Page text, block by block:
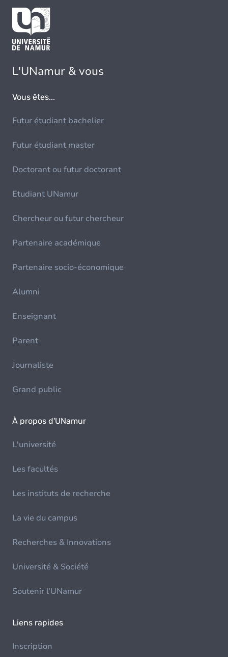
L'UNamur & vous
Vous êtes...
Futur étudiant bachelier
Futur étudiant master
Doctorant ou futur doctorant
Etudiant UNamur
Chercheur ou futur chercheur
Partenaire académique
Partenaire socio-économique
Alumni
Enseignant
Parent
Journaliste
Grand public
À propos d'UNamur
L'université
Les facultés
Les instituts de recherche
La vie du campus
Recherches & Innovations
Université & Société
Soutenir l'UNamur
Liens rapides
Inscription